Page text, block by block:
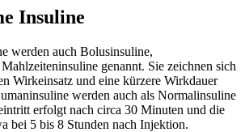
Insuline
werden auch Bolusinsuline,
genannt. Sie zeichnen sich
Wirkeinsatz und eine kürzere Wirkdauer
werden auch als Normalinsuline
erfolgt nach circa 30 Minuten und die
bei 5 bis 8 Stunden nach Injektion.